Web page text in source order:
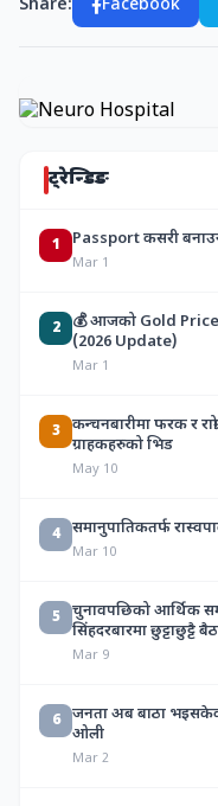
Share: Facebook
ट्रेन्डिङ
1 Passport कसरी
Mar 1
2
💰 आजको Gold
(2026 Update)
Mar 1
3
कन्चनबारीमा फरक र
ग्राहकहरुको भिड
May 10
4 समानुपातिकतर्फ
Mar 10
5
चुनावपछिको आर्थिक
सिंहदरबारमा छुट्टाछुट्टै
Mar 9
6
जनता अब बाठा
ओली
Mar 2